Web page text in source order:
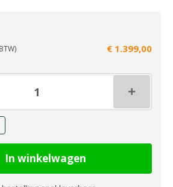
€ 1.399,00
In winkelwagen